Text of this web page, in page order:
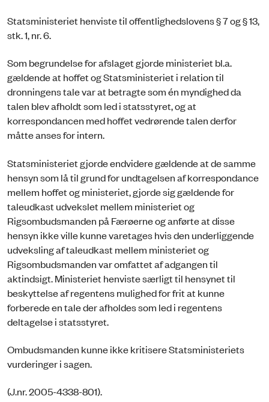
Statsministeriet henviste til offentlighedslovens § 7 og § 13,
stk. 1, nr. 6.
Som begrundelse for afslaget gjorde ministeriet bl.a.
gældende at hoffet og Statsministeriet i relation til
dronningens tale var at betragte som én myndighed da
talen blev afholdt som led i statsstyret, og at
korrespondancen med hoffet vedrørende talen derfor
måtte anses for intern.
Statsministeriet gjorde endvidere gældende at de samme
hensyn som lå til grund for undtagelsen af korrespondance
mellem hoffet og ministeriet, gjorde sig gældende for
taleudkast udvekslet mellem ministeriet og
Rigsombudsmanden på Færøerne og anførte at disse
hensyn ikke ville kunne varetages hvis den underliggende
udveksling af taleudkast mellem ministeriet og
Rigsombudsmanden var omfattet af adgangen til
aktindsigt. Ministeriet henviste særligt til hensynet til
beskyttelse af regentens mulighed for frit at kunne
forberede en tale der afholdes som led i regentens
deltagelse i statsstyret.
Ombudsmanden kunne ikke kritisere Statsministeriets
vurderinger i sagen.
(J.nr. 2005-4338-801).